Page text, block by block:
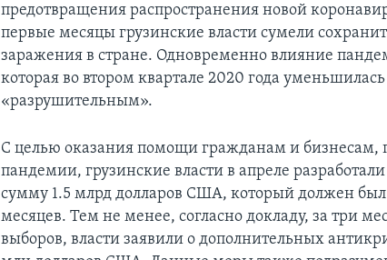
предотвращения распространения новой
первые месяцы грузинские власти сумели
заражения в стране. Одновременно влияние
которая во втором квартале 2020 года
«разрушительным».
С целью оказания помощи гражданам и бизнесам,
пандемии, грузинские власти в апреле
сумму 1.5 млрд долларов США, который должен был
месяцев. Тем не менее, согласно докладу, за три
выборов, власти заявили о дополнительных